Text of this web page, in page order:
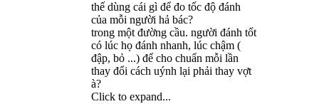
thế dùng cái gì để đo tốc độ đánh
của mỗi người hả bác?
trong một đường cầu. người đánh tốt
có lúc họ đánh nhanh, lúc chậm (
đập, bỏ ...) để cho chuẩn mỗi lần
thay đổi cách uýnh lại phải thay vợt
à?
Click to expand...